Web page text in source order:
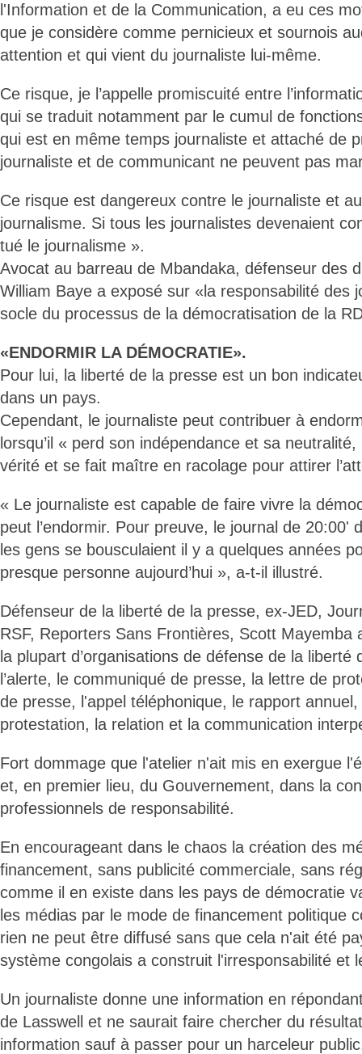
l'Information et de la Communication, a eu ces
que je considère comme pernicieux et sournois
attention et qui vient du journaliste lui-même.
Ce risque, je l’appelle promiscuité entre
qui se traduit notamment par le cumul de
qui est en même temps journaliste et attaché de
journaliste et de communicant ne peuvent pas
Ce risque est dangereux contre le journaliste et
journalisme. Si tous les journalistes devenaient
tué le journalisme ».
Avocat au barreau de Mbandaka, défenseur des
William Baye a exposé sur «la responsabilité des
socle du processus de la démocratisation de la
«ENDORMIR LA DÉMOCRATIE».
Pour lui, la liberté de la presse est un bon
dans un pays.
Cependant, le journaliste peut contribuer à
lorsqu’il « perd son indépendance et sa
vérité et se fait maître en racolage pour attirer
« Le journaliste est capable de faire vivre la
peut l’endormir. Pour preuve, le journal de 20:00'
les gens se bousculaient il y a quelques années
presque personne aujourd’hui », a-t-il illustré.
Défenseur de la liberté de la presse, ex-JED,
RSF, Reporters Sans Frontières, Scott Mayemba
la plupart d’organisations de défense de la liberté
l’alerte, le communiqué de presse, la lettre de
de presse, l'appel téléphonique, le rapport
protestation, la relation et la communication
Fort dommage que l'atelier n'ait mis en exergue
et, en premier lieu, du Gouvernement, dans la
professionnels de responsabilité.
En encourageant dans le chaos la création des
financement, sans publicité commerciale, sans
comme il en existe dans les pays de démocratie
les médias par le mode de financement politique
rien ne peut être diffusé sans que cela n'ait été
système congolais a construit l'irresponsabilité et
Un journaliste donne une information en
de Lasswell et ne saurait faire chercher du
information sauf à passer pour un harceleur